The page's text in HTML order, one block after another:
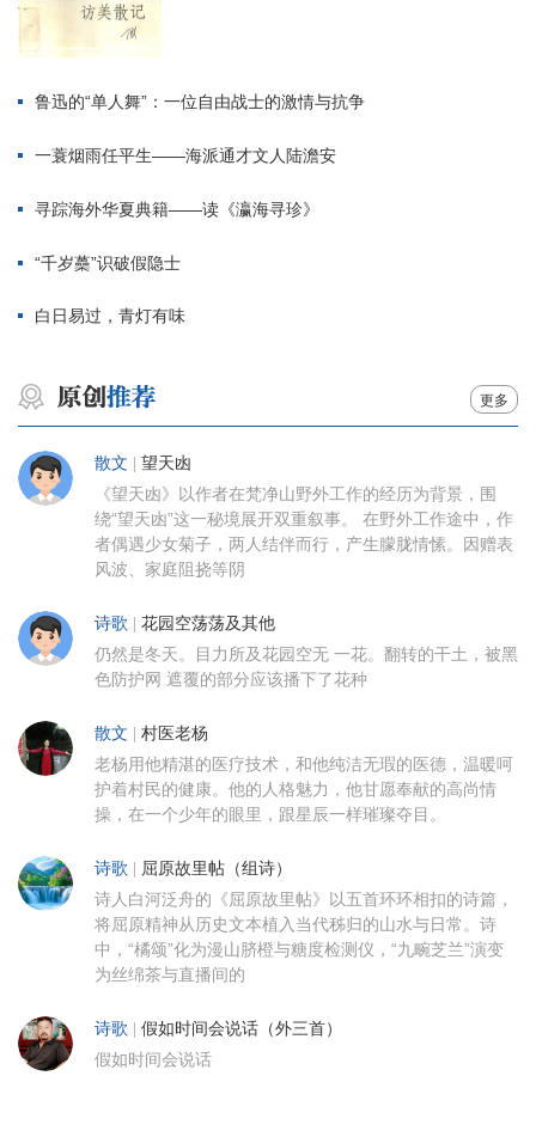
鲁迅的“单人舞”：一位自由战士的激情与抗争
一蓑烟雨任平生——海派通才文人陆澹安
寻踪海外华夏典籍——读《瀛海寻珍》
“千岁蘽”识破假隐士
白日易过，青灯有味
更多
散文 | 望天凼
《望天凼》以作者在梵净山野外工作的经历为背景，围
绕“望天凼”这一秘境展开双重叙事。 在野外工作途中，作
者偶遇少女菊子，两人结伴而行，产生朦胧情愫。因赠表
风波、家庭阻挠等阴
诗歌 | 花园空荡荡及其他
仍然是冬天。目力所及花园空无 一花。翻转的干土，被黑
色防护网 遮覆的部分应该播下了花种
散文 | 村医老杨
老杨用他精湛的医疗技术，和他纯洁无瑕的医德，温暖呵
护着村民的健康。他的人格魅力，他甘愿奉献的高尚情
操，在一个少年的眼里，跟星辰一样璀璨夺目。
诗歌 | 屈原故里帖（组诗）
诗人白河泛舟的《屈原故里帖》以五首环环相扣的诗篇，
将屈原精神从历史文本植入当代秭归的山水与日常。诗
中，“橘颂”化为漫山脐橙与糖度检测仪，“九畹芝兰”演变
为丝绵茶与直播间的
诗歌 | 假如时间会说话（外三首）
假如时间会说话